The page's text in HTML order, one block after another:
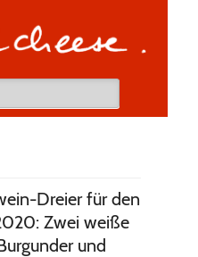
Dreier für den
Zwei weiße
und